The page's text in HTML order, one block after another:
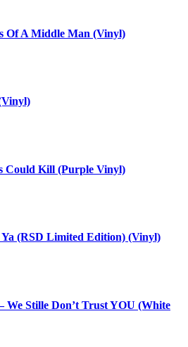
Of A Middle Man (Vinyl)
Could Kill (Purple Vinyl)
(RSD Limited Edition) (Vinyl)
Stille Don’t Trust YOU (White